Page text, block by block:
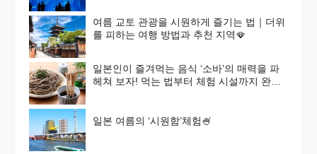
여름 교토 관광을 시원하게 즐기는 법｜더위
를 피하는 여행 방법과 추천 지역🪭
일본인이 즐겨먹는 음식 ‘소바’의 매력을 파
헤쳐 보자! 먹는 법부터 체험 시설까지 완벽
일본 여름의 ‘시원함’체험🍧